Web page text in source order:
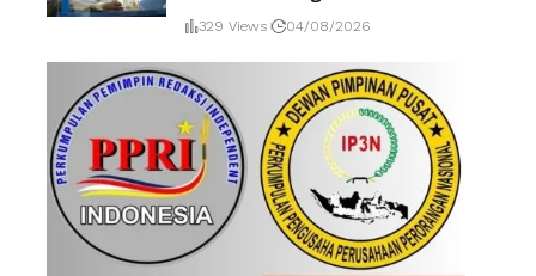
329 Views 04/08/2026